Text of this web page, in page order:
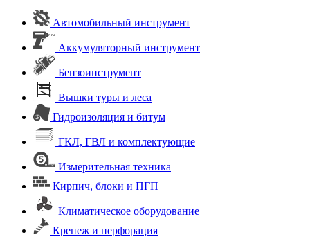
Автомобильный инструмент
Аккумуляторный инструмент
Бензоинструмент
Вышки туры и леса
Гидроизоляция и битум
ГКЛ, ГВЛ и комплектующие
Измерительная техника
Кирпич, блоки и ПГП
Климатическое оборудование
Крепеж и перфорация